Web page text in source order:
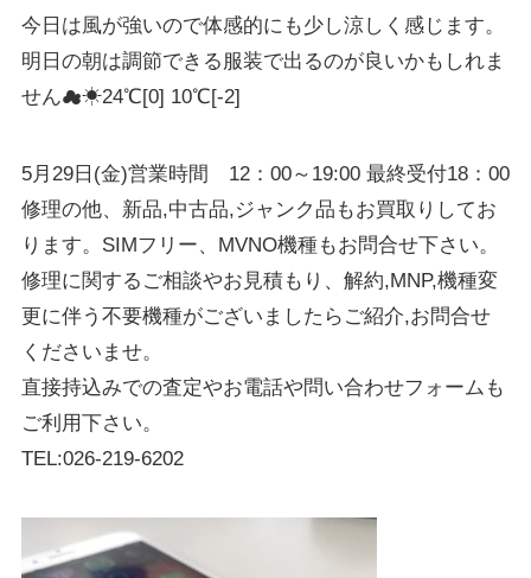
今日は風が強いので体感的にも少し涼しく感じます。
明日の朝は調節できる服装で出るのが良いかもしれま
せん☁☀24℃[0] 10℃[-2]
5月29日(金)営業時間 12：00～19:00 最終受付18：00
修理の他、新品,中古品,ジャンク品もお買取りしてお
ります。SIMフリー、MVNO機種もお問合せ下さい。
修理に関するご相談やお見積もり、解約,MNP,機種変
更に伴う不要機種がございましたらご紹介,お問合せ
くださいませ。
直接持込みでの査定やお電話や問い合わせフォームも
ご利用下さい。
TEL:026-219-6202